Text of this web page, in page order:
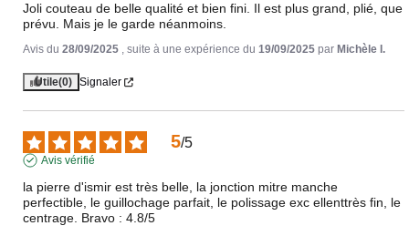
Joli couteau de belle qualité et bien fini. Il est plus grand, plié, que
prévu. Mais je le garde néanmoins.
Avis du 28/09/2025 , suite à une expérience du 19/09/2025 par Michèle I.
Utile(0) Signaler
5/5
Avis vérifié
la pierre d'ismir est très belle, la jonction mitre manche
perfectible, le guillochage parfait, le polissage exc ellenttrès fin, le
centrage. Bravo : 4.8/5